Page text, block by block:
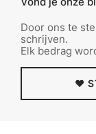
Door ons te
schrijven.
Elk bedrag
❤️